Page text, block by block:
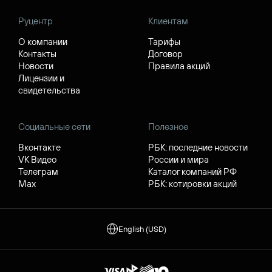
Руцентр
О компании
Контакты
Новости
Лицензии и
свидетельства
Клиентам
Тарифы
Договор
Правила акций
Социальные сети
Вконтакте
VK Видео
Телеграм
Max
Полезное
РБК: последние новости
России и мира
Каталог компаний РФ
РБК: котировки акций
English (USD)